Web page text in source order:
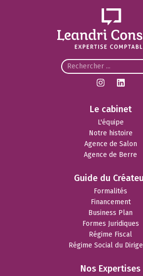
Le cabinet
L'équipe
Notre histoire
Agence de Salon
Agence de Berre
Guide du
Formalités
Financement
Business Plan
Formes Juridiques
Régime Fiscal
Régime Social du
Nos Expertises